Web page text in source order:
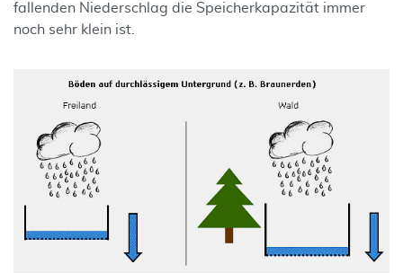
fallenden Niederschlag die Speicherkapazität immer
noch sehr klein ist.